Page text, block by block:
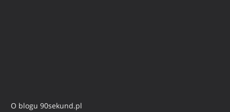
O blogu 90sekund.pl